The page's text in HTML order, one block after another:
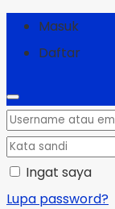
Masuk
Daftar
Ingat saya
Lupa password?